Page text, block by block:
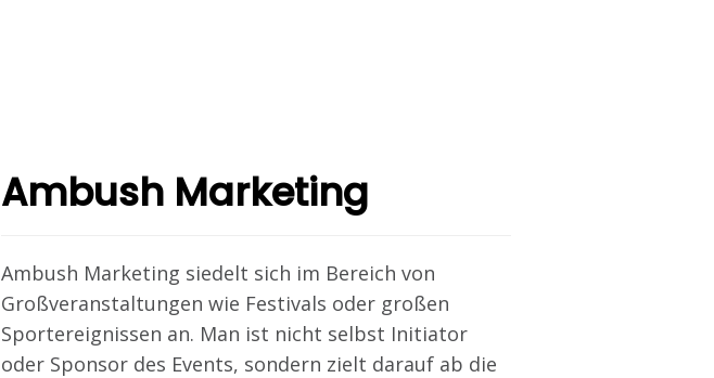
Ambush Marketing
Ambush Marketing siedelt sich im Bereich von
Großveranstaltungen wie Festivals oder großen
Sportereignissen an. Man ist nicht selbst Initiator
oder Sponsor des Events, sondern zielt darauf ab die